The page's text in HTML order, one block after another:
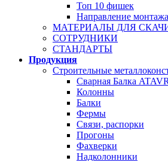
Топ 10 фишек
Направление монтажа
МАТЕРИАЛЫ ДЛЯ
СОТРУДНИКИ
СТАНДАРТЫ
Продукция
Строительные
Сварная Балка ATAVR
Колонны
Балки
Фермы
Связи, распорки
Прогоны
Фахверки
Надколонники